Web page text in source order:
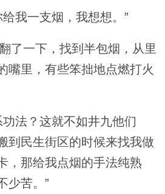
我一支烟，我想想。”
了一下，找到半包烟，从里
嘴里，有些笨拙地点燃打火
法？这就不如井九他们
到民生街区的时候来找我做
，那给我点烟的手法纯熟
少苦。”